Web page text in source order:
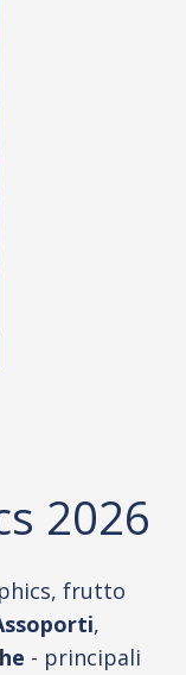
2026
frutto
,
- principali